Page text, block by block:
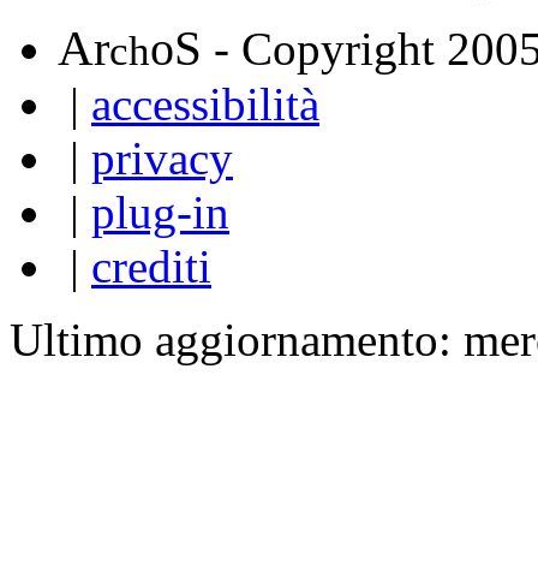
ArchoS - Copyright
| accessibilità
| privacy
| plug-in
| crediti
Ultimo aggiornamento: